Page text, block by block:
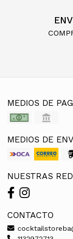
MEDIOS DE
MEDIOS DE
NUESTRAS
CONTACTO